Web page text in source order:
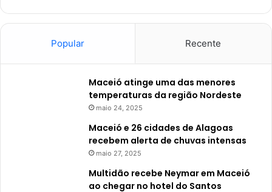
Popular Recente
Maceió atinge uma das menores
temperaturas da região Nordeste
maio 24, 2025
Maceió e 26 cidades de Alagoas
recebem alerta de chuvas intensas
maio 27, 2025
Multidão recebe Neymar em Maceió
ao chegar no hotel do Santos